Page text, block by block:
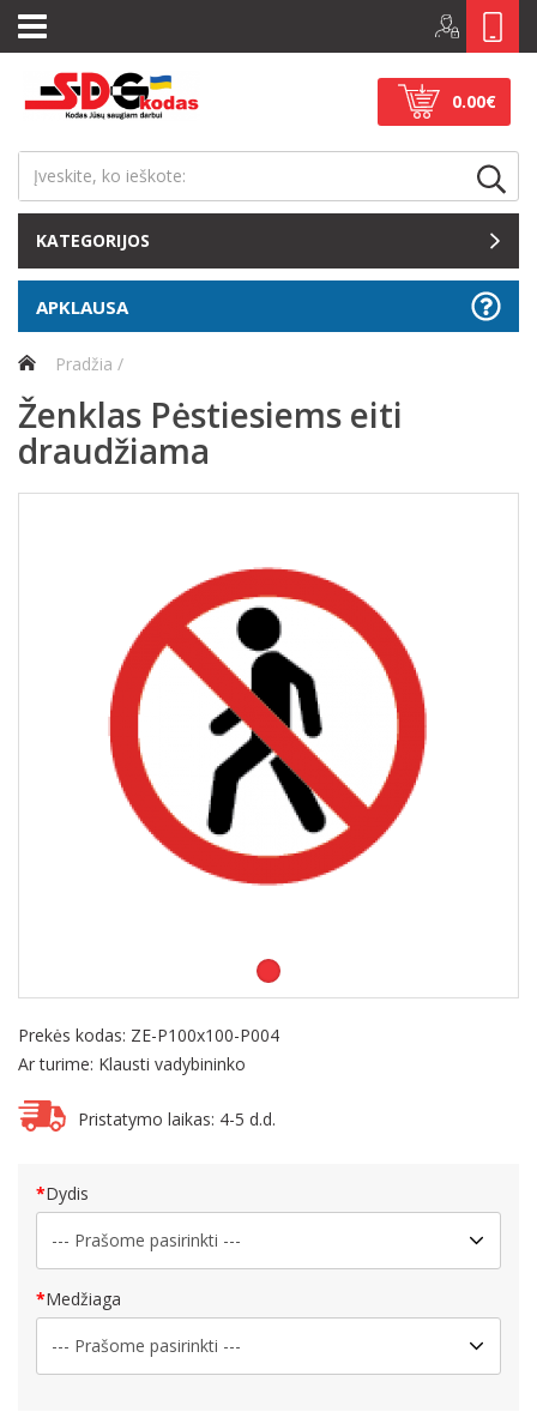
0.00€
KATEGORIJOS
APKLAUSA
Pradžia
Ženklas Pėstiesiems eiti
draudžiama
Prekės kodas: ZE-P100x100-P004
Ar turime: Klausti vadybininko
Pristatymo laikas: 4-5 d.d.
Dydis
Medžiaga